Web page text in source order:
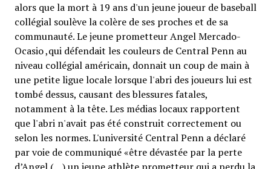
alors que la mort à 19 ans d'un jeune joueur de baseball
collégial soulève la colère de ses proches et de sa
communauté. Le jeune prometteur Angel Mercado-
Ocasio ,qui défendait les couleurs de Central Penn au
niveau collégial américain, donnait un coup de main à
une petite ligue locale lorsque l'abri des joueurs lui est
tombé dessus, causant des blessures fatales,
notamment à la tête. Les médias locaux rapportent
que l'abri n'avait pas été construit correctement ou
selon les normes. L'université Central Penn a déclaré
par voie de communiqué «être dévastée par la perte